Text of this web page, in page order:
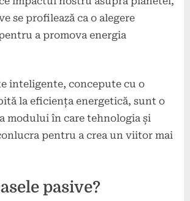
se profilează ca o alegere
a promova energia
inteligente, concepute cu o
la eficiența energetică, sunt o
modului în care tehnologia și
pentru a crea un viitor mai
pasive?